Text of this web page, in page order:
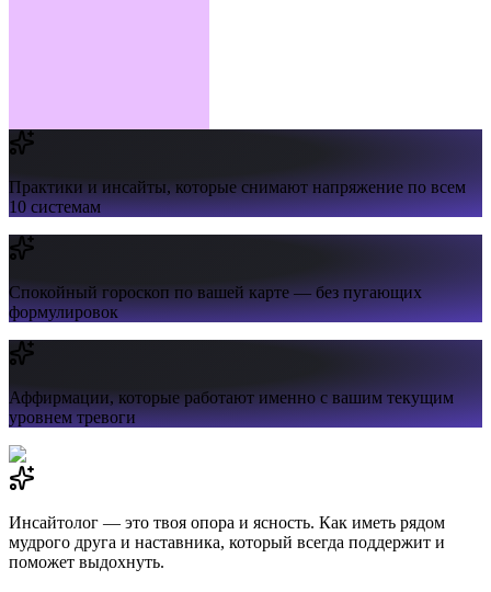
Практики и инсайты,которые снимают напряжение по всем
10 системам
Спокойный гороскоппо вашей карте — без пугающих
формулировок
Аффирмации,которые работают именно с вашим текущим
уровнем тревоги
Инсайтолог — это твоя опора и ясность. Как иметь рядом
мудрого друга и наставника, который всегда поддержит и
поможет выдохнуть.